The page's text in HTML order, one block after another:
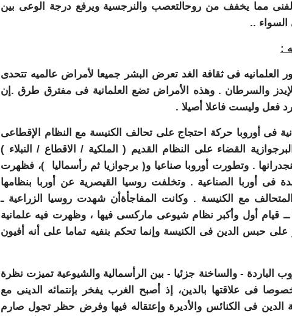
مما يخفف من روحالتعصب والنرجسية ويرفع درجة الوعى بين
السواء ..
:
العلمانيه فى ثقافة الغد تعرض البشر جميعا لأمراض عالميه تتحدى
والسرطان . وهذه الأمراض تضع العلمانية فى مفترق طرق .إن
رد فعل وليست فاعلا أصيلا .
فى أوروبا حركة احتجاج على تحالف الكنيسة مع النظام الإقطاعى
القضاء على النظام القديم ( الملكية / الاقطاع / النبلاء )
جدرانها . وتطورت أوروبا صناعيا و( برجوازيا ثم رأسماليا )، فظهرت
فى أوربا الصناعية . وتخلفت روسيا القيصرية عن أوربا بنظامها
مع الكنيسة . وكانت المفاجأة أن شهدت روسيا الزراعية ـ
ــ قيام أول وأكبر نظام شيوعى ماركسى فيها ، وظهرت فيه علمانية
على حبس الدين فى الكنيسة وإنما تحكم بنفيه تماما على أنه أفيون
الباردة - والساخنة جزئيا - بين الرأسمالية والشيوعية تميزت نظرة
فى علاقتها بالدين، إذ أصبح الغرب يفخر بإنتمائه الدينى مع
الدين فى الكنائس والأديرة وإعتقاله فيها وفرض حظر تجول صارم